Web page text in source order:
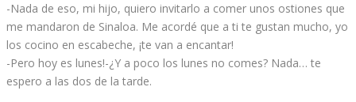
-Nada de eso, mi hijo, quiero invitarlo a comer unos ostiones que
me mandaron de Sinaloa. Me acordé que a ti te gustan mucho, yo
los cocino en escabeche, ¡te van a encantar!
-Pero hoy es lunes!-¿Y a poco los lunes no comes? Nada… te
espero a las dos de la tarde.